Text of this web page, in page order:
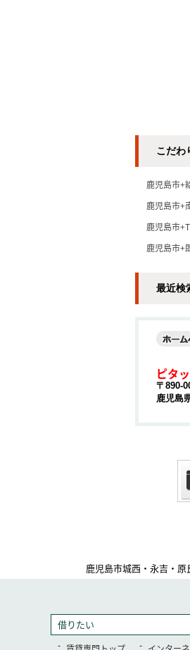
こだわ
鹿児島市+
鹿児島市+
鹿児島市
鹿児島市+
最近検
ピタ
〒890-
鹿児島
鹿児島市城西・永吉・
借りたい